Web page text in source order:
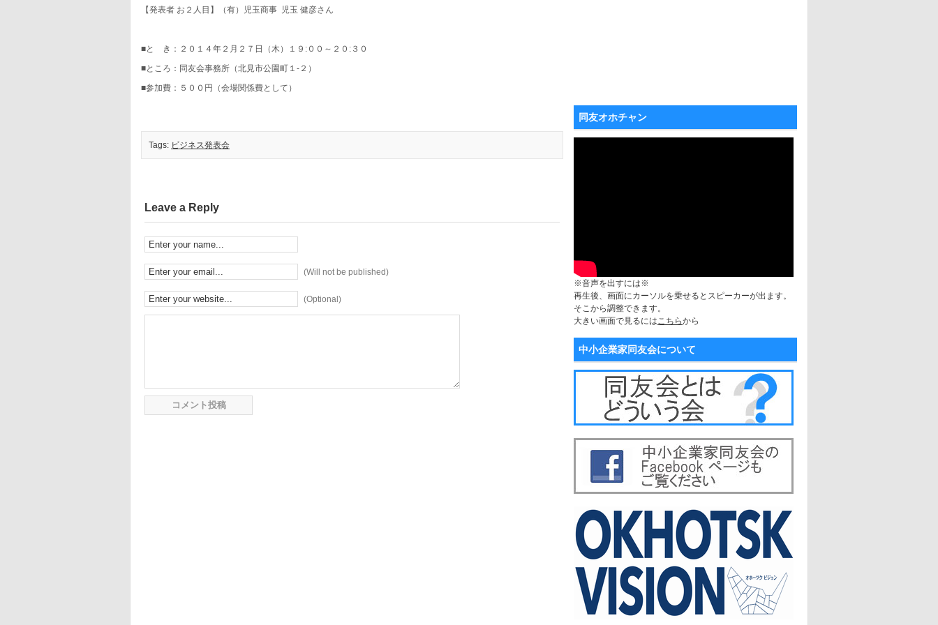
【発表者 お２人目】（有）児玉商事 児玉 健彦さん
■と き：２０１４年２月２７日（木）１９:００～２０:３０
■ところ：同友会事務所（北見市公園町１-２）
■参加費：５００円（会場関係費として）
Tags: ビジネス発表会
Leave a Reply
(Will not be published)
(Optional)
同友オホチャン
※音声を出すには※
再生後、画面にカーソルを乗せるとスピーカーが出ます。
そこから調整できます。
大きい画面で見るにはこちらから
中小企業家同友会について